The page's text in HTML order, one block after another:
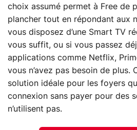
choix assumé permet à Free de
plancher tout en répondant aux
vous disposez d’une Smart TV
vous suffit, ou si vous passez
applications comme Netflix,
vous n’avez pas besoin de plus.
solution idéale pour les foyers
connexion sans payer pour des
n’utilisent pas.